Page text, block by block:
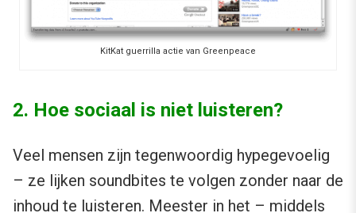
KitKat guerrilla actie van Greenpeace
2. Hoe sociaal is niet luisteren?
Veel mensen zijn tegenwoordig hypegevoelig
– ze lijken soundbites te volgen zonder naar de
inhoud te luisteren. Meester in het – middels